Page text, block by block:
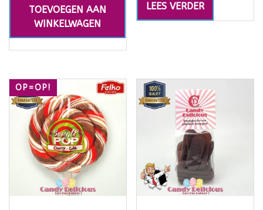
TOEVOEGEN AAN
WINKELWAGEN
LEES VERDER
OP=OP!